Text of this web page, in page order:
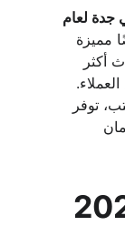
لعام
مميزة
أكثر
توفر